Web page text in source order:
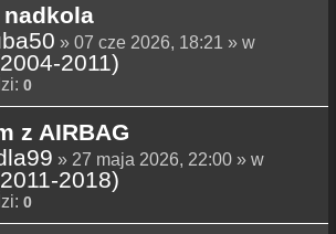
» 07 cze 2026, 18:21 » w
2011)
0
z AIRBAG
» 27 maja 2026, 22:00 » w
2018)
0